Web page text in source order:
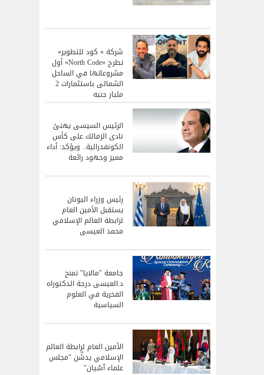
شركة » كود للتطوير»
تطرح «North Code» أول
مشروعاتها في الساحل
الشمالى باستثمارات 2
مليار جنيه
الرئيس السيسى يهنئ
نادى الزمالك على كأس
الكونفدرالية.. ويؤكد: أداء
مميز وجهود رائعة
رئيس وزراء اليونان
يستقبل الأمين العام
لرابطة العالم الإسلامي
محمد العيسى
جامعة "مالايا" تمنح
د.العيسى درجة الدكتوراه
الفخرية في العلوم
السياسية
الأمين العام لرابطة العالم
الإسلامي يدشّن "مجلس
علماء آسْيان"